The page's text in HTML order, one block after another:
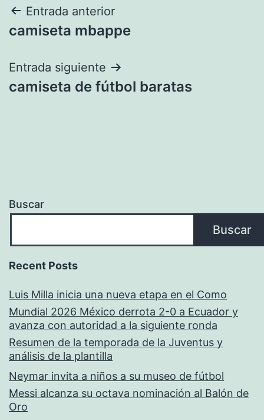
Navegación
de
entradas
Entrada anterior
camiseta mbappe
Entrada siguiente
camiseta de fútbol baratas
Buscar
Buscar
Recent Posts
Luis Milla inicia una nueva etapa en el Como
Mundial 2026 México derrota 2-0 a Ecuador y
avanza con autoridad a la siguiente ronda
Resumen de la temporada de la Juventus y
análisis de la plantilla
Neymar invita a niños a su museo de fútbol
Messi alcanza su octava nominación al Balón de
Oro